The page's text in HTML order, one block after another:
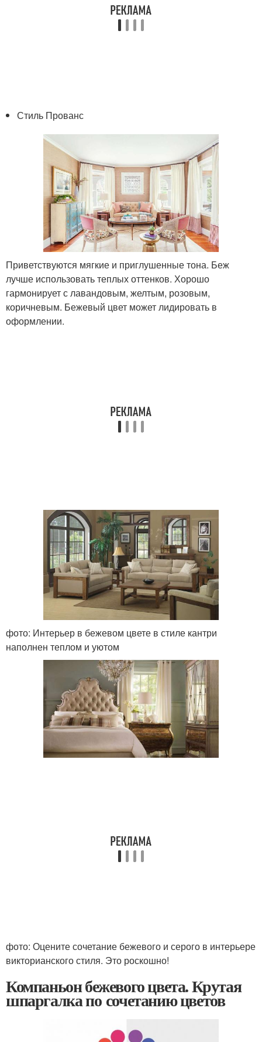
Стиль Прованс
Приветствуются мягкие и приглушенные тона. Беж
лучше использовать теплых оттенков. Хорошо
гармонирует с лавандовым, желтым, розовым,
коричневым. Бежевый цвет может лидировать в
оформлении.
фото: Интерьер в бежевом цвете в стиле кантри
наполнен теплом и уютом
фото: Оцените сочетание бежевого и серого в интерьере
викторианского стиля. Это роскошно!
Компаньон бежевого цвета. Крутая
шпаргалка по сочетанию цветов